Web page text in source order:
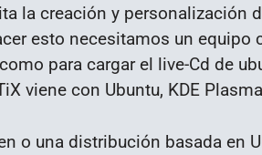
la creación y personalización
esto necesitamos un equipo
para cargar el live-Cd de
viene con Ubuntu, KDE
o una distribución basada en